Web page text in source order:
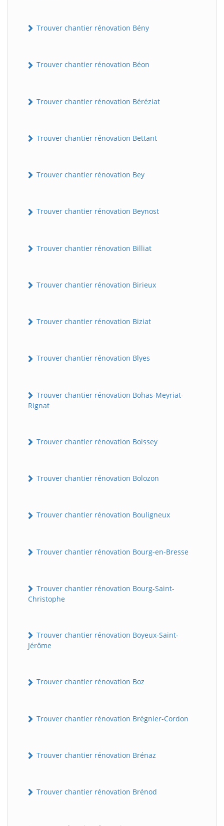
Trouver chantier rénovation Bény
Trouver chantier rénovation Béon
Trouver chantier rénovation Béréziat
Trouver chantier rénovation Bettant
Trouver chantier rénovation Bey
Trouver chantier rénovation Beynost
Trouver chantier rénovation Billiat
Trouver chantier rénovation Birieux
Trouver chantier rénovation Biziat
Trouver chantier rénovation Blyes
Trouver chantier rénovation Bohas-Meyriat-
Rignat
Trouver chantier rénovation Boissey
Trouver chantier rénovation Bolozon
Trouver chantier rénovation Bouligneux
Trouver chantier rénovation Bourg-en-Bresse
Trouver chantier rénovation Bourg-Saint-
Christophe
Trouver chantier rénovation Boyeux-Saint-
Jérôme
Trouver chantier rénovation Boz
Trouver chantier rénovation Brégnier-Cordon
Trouver chantier rénovation Brénaz
Trouver chantier rénovation Brénod